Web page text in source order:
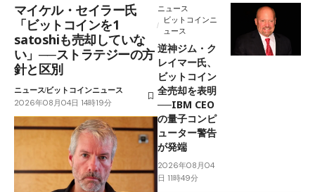
マイケル・セイラー氏
「ビットコインを1
satoshiも売却していな
い」──ストラテジーの方
針と区別
ニュースビットコインニュース
2026年08月04日 14時19分
ニュース
ビットコインニ
ュース
逆神ジム・ク
レイマー氏、
ビットコイン
全売却を表明
──IBM CEO
の量子コンピ
ューター警告
が発端
2026年08月04
日 11時49分